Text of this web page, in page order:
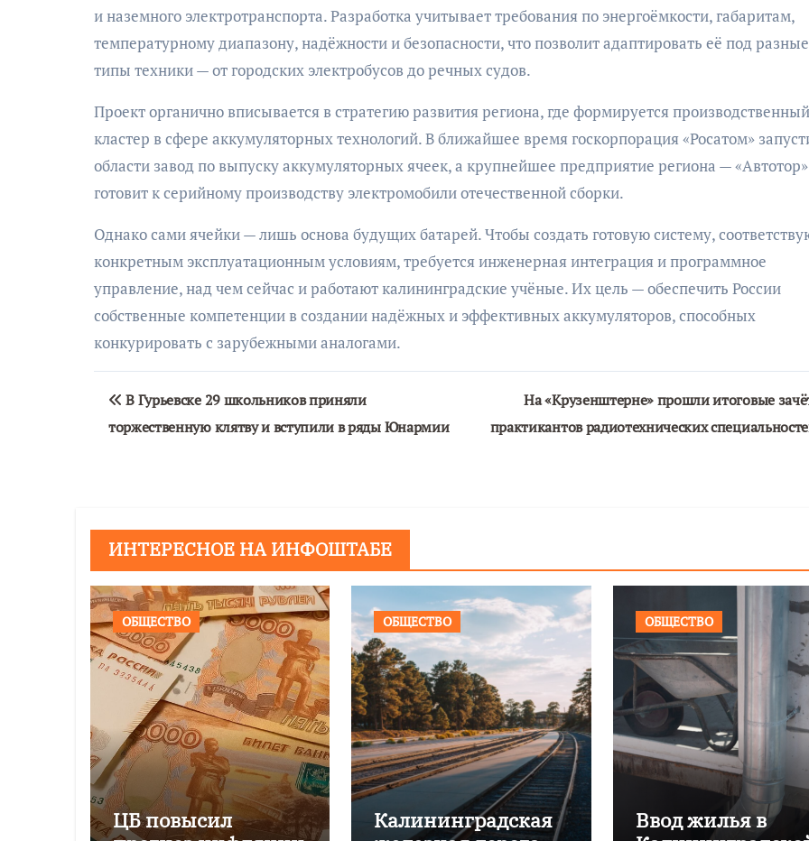
и наземного электротранспорта. Разработка учитывает требования по энергоёмкости, габаритам,
температурному диапазону, надёжности и безопасности, что позволит адаптировать её под разные
типы техники — от городских электробусов до речных судов.
Проект органично вписывается в стратегию развития региона, где формируется производственный
кластер в сфере аккумуляторных технологий. В ближайшее время госкорпорация «Росатом»
области завод по выпуску аккумуляторных ячеек, а крупнейшее предприятие региона —
готовит к серийному производству электромобили отечественной сборки.
Однако сами ячейки — лишь основа будущих батарей. Чтобы создать готовую систему,
конкретным эксплуатационным условиям, требуется инженерная интеграция и программное
управление, над чем сейчас и работают калининградские учёные. Их цель — обеспечить России
собственные компетенции в создании надёжных и эффективных аккумуляторов, способных
конкурировать с зарубежными аналогами.
Навигация
по
В Гурьевске 29 школьников приняли
торжественную клятву и вступили в ряды Юнармии
На «Крузенштерне» прошли итоговые
практикантов радиотехнических
ИНТЕРЕСНОЕ НА ИНФОШТАБЕ
ОБЩЕСТВО
ЦБ повысил
ОБЩЕСТВО
Калининградская
ОБЩЕСТВО
Ввод жилья в